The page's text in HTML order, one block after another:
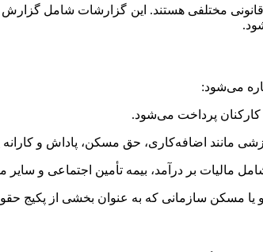
مختلفی هستند. این گزارشات شامل گزارش
می‌شود:
کارکنان پرداخت می‌شود.
مانند اضافه‌کاری، حق مسکن، پاداش و
بر درآمد، بیمه تأمین اجتماعی و سایر
یا مسکن سازمانی که به عنوان بخشی از پکیج